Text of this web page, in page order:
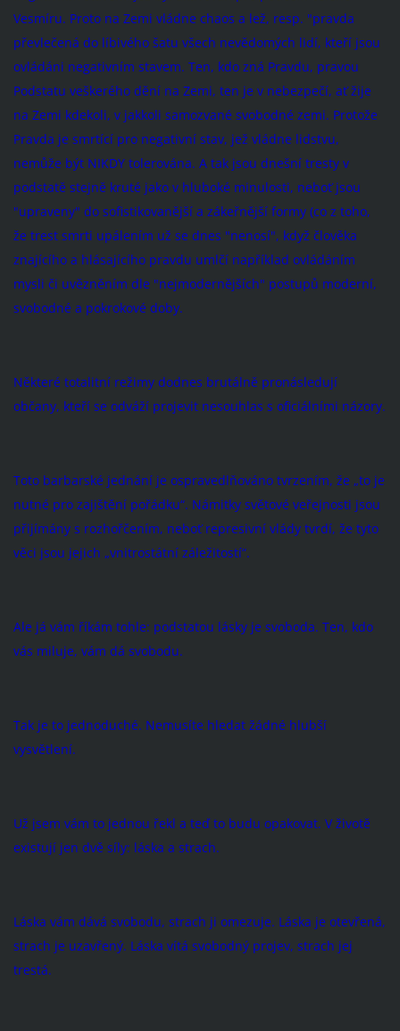
Vesmíru. Proto na Zemi vládne chaos a lež, resp. "pravda
převlečená do líbivého šatu všech nevědomých lidí, kteří jsou
ovládáni negativním stavem. Ten, kdo zná Pravdu, pravou
Podstatu veškerého dění na Zemi, ten je v nebezpečí, ať žije
na Zemi kdekoli, v jakkoli samozvané svobodné zemi. Protože
Pravda je smrtící pro negativní stav, jež vládne lidstvu,
nemůže být NIKDY tolerována. A tak jsou dnešní tresty v
podstatě stejně kruté jako v hluboké minulosti, neboť jsou
"upraveny" do sofistikovanější a zákeřnější formy (co z toho,
že trest smrti upálením už se dnes "nenosí", když člověka
znajícího a hlásajícího pravdu umlčí například ovládáním
mysli či uvězněním dle "nejmodernějších" postupů moderní,
svobodné a pokrokové doby.
Některé totalitní režimy dodnes brutálně proná­sledují
občany, kteří se odváží projevit nesouhlas s oficiálními názory.
Toto barbarské jednání je ospravedlňováno tvrze­ním, že „to je
nutné pro zajištění pořádku“. Námitky světové veřejnosti jsou
přijímány s rozhořčením, neboť represivní vlády tvrdí, že tyto
věci jsou jejich „vnitrostátní záležitostí“.
Ale já vám říkám tohle: podstatou lásky je svo­boda. Ten, kdo
vás miluje, vám dá svobodu.
Tak je to jednoduché. Nemusíte hledat žádné hlubší
vysvětlení.
Už jsem vám to jednou řekl a teď to budu opakovat. V životě
existují jen dvě síly: láska a strach.
Láska vám dává svobodu, strach ji omezuje. Láska je otevřená,
strach je uzavřený. Láska vítá svobodný projev, strach jej
trestá.